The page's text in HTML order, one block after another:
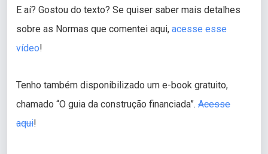
E aí? Gostou do texto? Se quiser saber mais detalhes
sobre as Normas que comentei aqui, acesse esse
vídeo!
Tenho também disponibilizado um e-book gratuito,
chamado “O guia da construção financiada”. Acesse
aqui!